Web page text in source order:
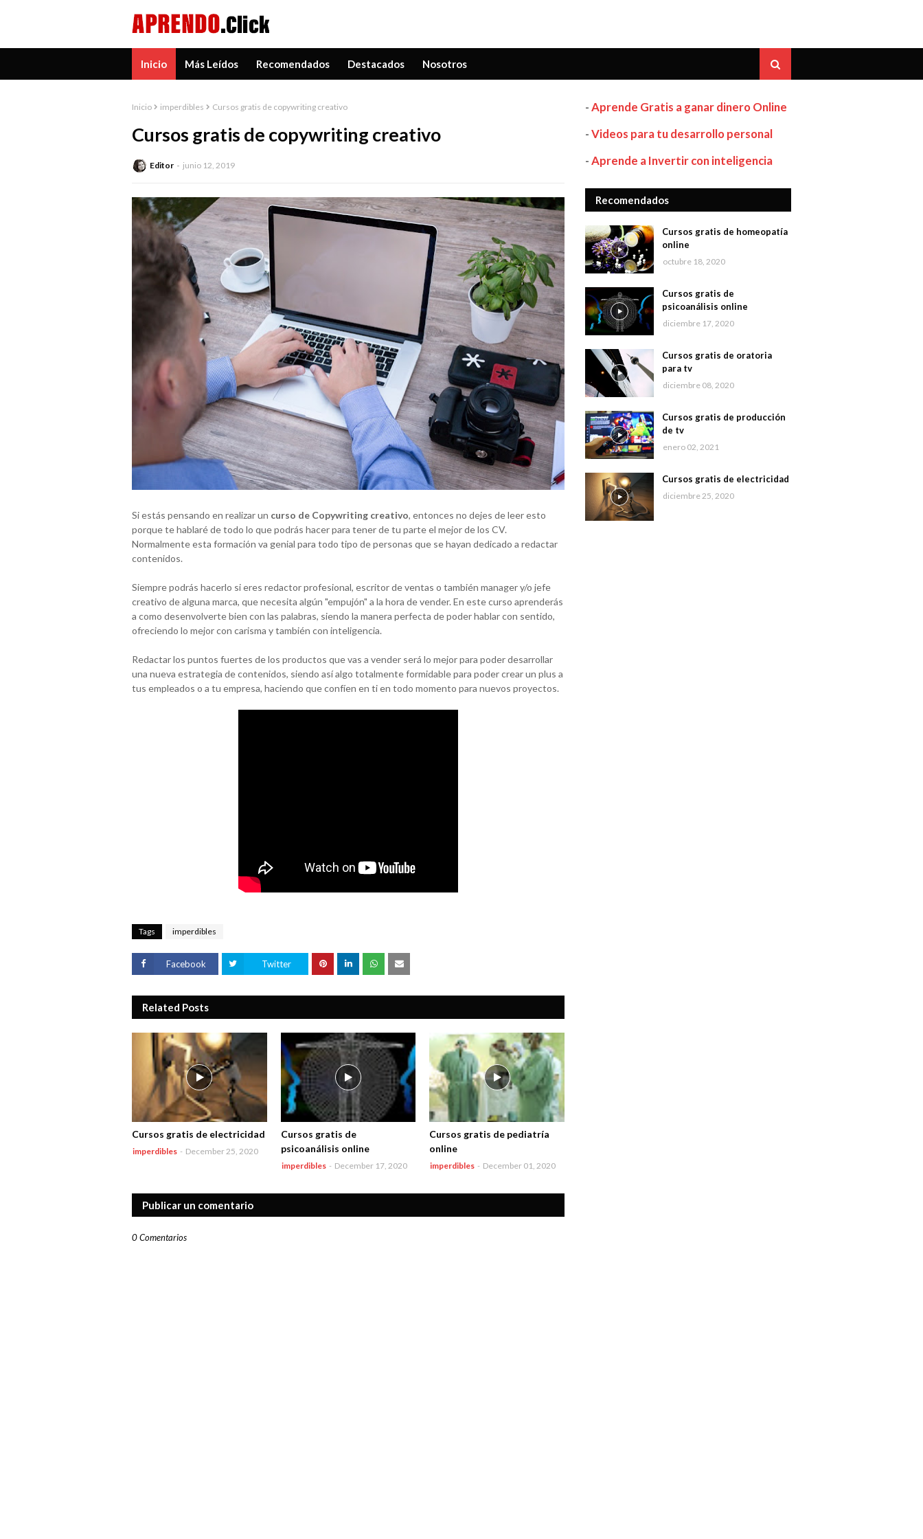
Inicio Más Leídos Recomendados Destacados Nosotros
Inicio imperdibles Cursos gratis de copywriting creativo
Cursos gratis de copywriting creativo
Editor junio 12, 2019
Si estás pensando en realizar un curso de Copywriting creativo, entonces no dejes de leer esto
porque te hablaré de todo lo que podrás hacer para tener de tu parte el mejor de los CV.
Normalmente esta formación va genial para todo tipo de personas que se hayan dedicado a redactar
contenidos.
Siempre podrás hacerlo si eres redactor profesional, escritor de ventas o también manager y/o jefe
creativo de alguna marca, que necesita algún "empujón" a la hora de vender. En este curso aprenderás
a como desenvolverte bien con las palabras, siendo la manera perfecta de poder hablar con sentido,
ofreciendo lo mejor con carisma y también con inteligencia.
Redactar los puntos fuertes de los productos que vas a vender será lo mejor para poder desarrollar
una nueva estrategia de contenidos, siendo así algo totalmente formidable para poder crear un plus a
tus empleados o a tu empresa, haciendo que confíen en ti en todo momento para nuevos proyectos.
Tags imperdibles
Facebook Twitter
Related Posts
Cursos gratis de electricidad
imperdibles - December 25, 2020
Cursos gratis de
psicoanálisis online
imperdibles - December 17, 2020
Cursos gratis de pediatría
online
imperdibles - December 01, 2020
Publicar un comentario
0 Comentarios
-Aprende Gratis a ganar dinero Online
-Videos para tu desarrollo personal
-Aprende a Invertir con inteligencia
Recomendados
Cursos gratis de homeopatía
online
octubre 18, 2020
Cursos gratis de
psicoanálisis online
diciembre 17, 2020
Cursos gratis de oratoria
para tv
diciembre 08, 2020
Cursos gratis de producción
de tv
enero 02, 2021
Cursos gratis de electricidad
diciembre 25, 2020